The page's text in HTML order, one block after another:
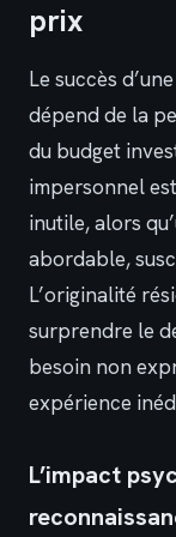
prix
Le succès
dépend de la
du budget
impersonnel
inutile, alors
abordable,
L’originalité
surprendre le
besoin non
expérience
L’impact